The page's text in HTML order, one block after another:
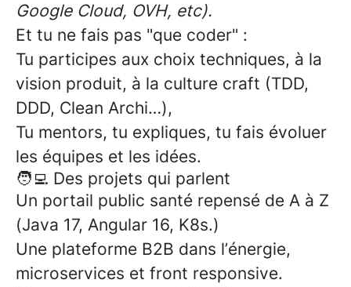
Google Cloud, OVH, etc).
Et tu ne fais pas "que coder" :
Tu participes aux choix techniques, à la
vision produit, à la culture craft (TDD,
DDD, Clean Archi…),
Tu mentors, tu expliques, tu fais évoluer
les équipes et les idées.
🧑‍💻 Des projets qui parlent
Un portail public santé repensé de A à Z
(Java 17, Angular 16, K8s.)
Une plateforme B2B dans l’énergie,
microservices et front responsive.